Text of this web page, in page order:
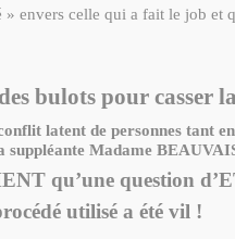
envers celle qui a fait le job et
bulots pour casser
latent de personnes tant
Madame
qu’une question
utilisé a été vil !